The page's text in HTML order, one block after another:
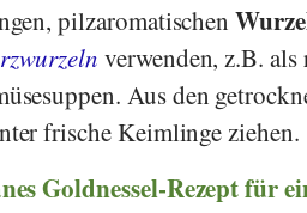
pilzaromatischen
verwenden, z.B.
Aus den
frische Keimlinge ziehen.
Goldnessel-Rezept für